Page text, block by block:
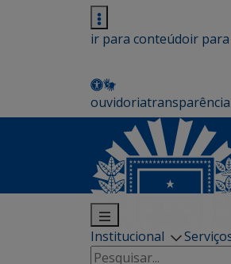
ir para conteúdoir
ouvidoriatransparência
Institucional
Pesquisar